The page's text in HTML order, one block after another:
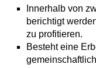
Innerhalb von
berichtigt
zu profitieren.
Besteht eine